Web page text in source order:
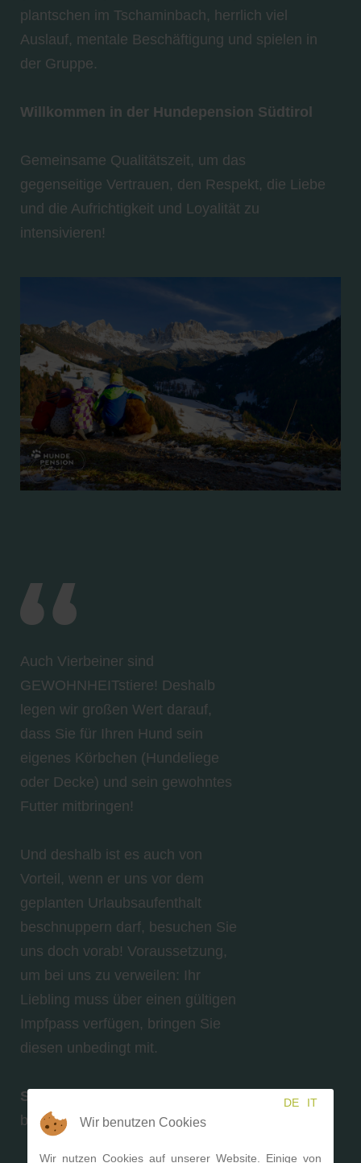
plantschen im Tschaminbach, herrlich viel
Auslauf, mentale Beschäftigung und spielen in
der Gruppe.
Willkommen in der Hundepension Südtirol
Gemeinsame Qualitätszeit, um das
gegenseitige Vertrauen, den Respekt, die Liebe
und die Aufrichtigkeit und Loyalität zu
intensivieren!
Auch Vierbeiner sind
GEWOHNHEITstiere! Deshalb
legen wir großen Wert darauf,
dass Sie für Ihren Hund sein
eigenes Körbchen (Hundeliege
oder Decke) und sein gewohntes
Futter mitbringen!
Und deshalb ist es auch von
Vorteil, wenn er uns vor dem
geplanten Urlaubsaufenthalt
beschnuppern darf, besuchen Sie
uns doch vorab! Voraussetzung,
um bei uns zu verweilen: Ihr
Liebling muss über einen gültigen
Impfpass verfügen, bringen Sie
diesen unbedingt mit.
So wird sich Ihr Hund
bei uns sicher wohlfühlen
Wir benutzen Cookies
DE IT
Wir nutzen Cookies auf unserer Website. Einige von